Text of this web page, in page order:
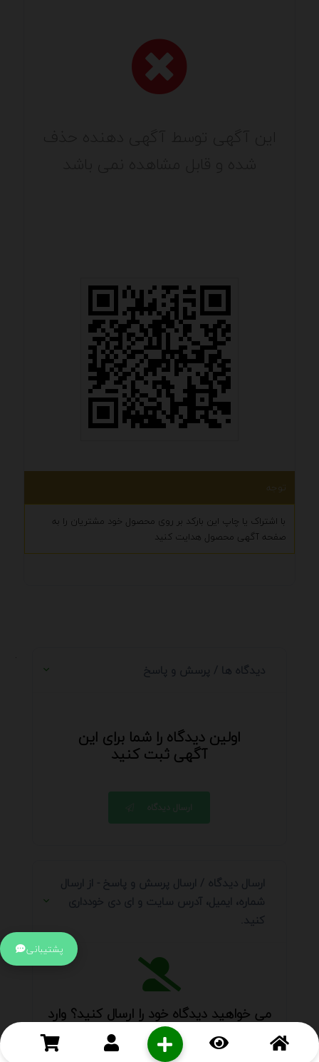
پشتیبانی
توجه
با اشتراک یا چاپ این بارکد بر روی محصول خود مشتریان را به
صفحه آگهی محصول هدایت کنید
دیدگاه ها / پرسش و پاسخ
اولین دیدگاه را شما برای این
آگهی ثبت کنید
ارسال دیدگاه
ارسال دیدگاه / ارسال پرسش و پاسخ - از ارسال
شماره، ایمیل، آدرس سایت و ای دی خودداری
کنید.
می خواهید دیدگاه خود را ارسال کنید؟ وارد
حساب کاربری خود شوید
.